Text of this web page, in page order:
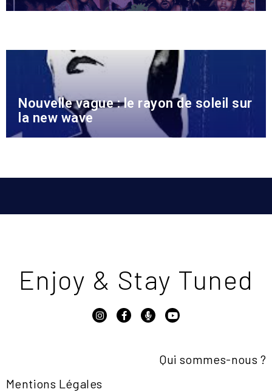
Nouvelle vague : le rayon de soleil sur
la new wave
Enjoy & Stay Tuned
Qui sommes-nous ?
Mentions Légales